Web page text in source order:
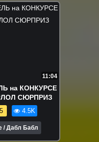
11:04
на КОНКУРСЕ
СЮРПРИЗ
4.5K
/ Дабл Бабл